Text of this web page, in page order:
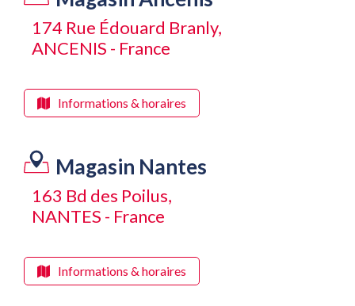
174 Rue Édouard Branly,
ANCENIS - France
Informations & horaires
Magasin Nantes
163 Bd des Poilus,
NANTES - France
Informations & horaires